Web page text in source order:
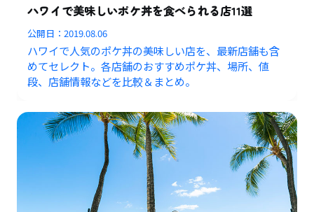
ハワイで美味しいポケ丼を食べられる店11選
公開日：2019.08.06
ハワイで人気のポケ丼の美味しい店を、最新店舗も含
めてセレクト。各店舗のおすすめポケ丼、場所、値
段、店舗情報などを比較＆まとめ。